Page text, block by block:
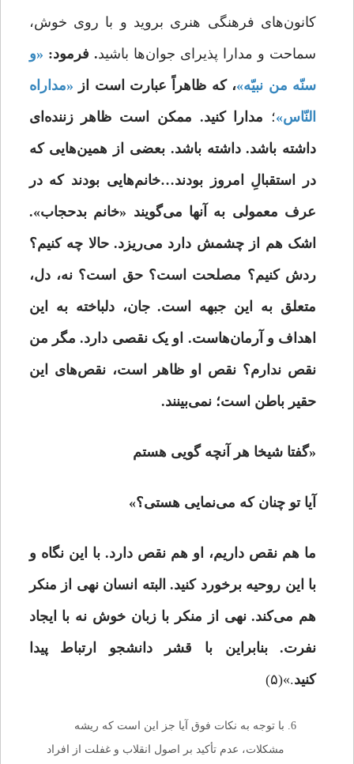
کانون‌های فرهنگی هنری بروید و با روی خوش،
سماحت و مدارا پذیرای جوان‌ها باشید. فرمود: «و
سنّه من نبیّه»، که ظاهراً عبارت است از «مداراه
النّاس»؛ مدارا کنید. ممکن است ظاهر زننده ای
داشته باشد. داشته باشد. بعضی از همین‌هایی که
در استقبالِ امروز بودند…خانم‌هایی بودند که در
عرف معمولی به آنها می‌گویند «خانم بدحجاب».
اشک هم از چشمش دارد می‌ریزد. حالا چه کنیم؟
ردش کنیم؟ مصلحت است؟ حق است؟ نه، دل،
متعلق به این جبهه است. جان، دلباخته به این
اهداف و آرمان‌هاست. او یک نقصی دارد. مگر من
نقص ندارم؟ نقص او ظاهر است، نقص‌های این
حقیر باطن است؛ نمیبینند.
«گفتا شیخا هر آنچه گویی هستم
آیا تو چنان که می‌نمایی هستی؟»
ما هم نقص داریم، او هم نقص دارد. با این نگاه و
با این روحیه برخورد کنید. البته انسان نهی از منکر
هم می‌کند. نهی از منکر با زبان خوش نه با ایجاد
نفرت. بنابراین با قشر دانشجو ارتباط پیدا
کنید.»(۵)
با توجه به نکات فوق آیا جز این است که ریشه
مشکلات، عدم تأکید بر اصول انقلاب و غفلت از افراد